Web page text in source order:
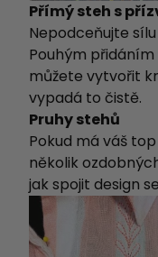
Přímý steh s
Nepodceňujte
Pouhým
můžete vytvořit
vypadá to čistě.
Pruhy stehů
Pokud má váš
několik
jak spojit design